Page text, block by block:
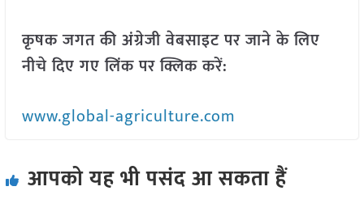
कृषक जगत की अंग्रेजी वेबसाइट पर जाने के लिए
नीचे दिए गए लिंक पर क्लिक करें:
www.global-agriculture.com
आपको यह भी पसंद आ सकता हैं